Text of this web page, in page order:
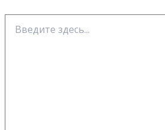
здесь...